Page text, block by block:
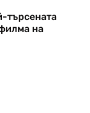
търсената
на